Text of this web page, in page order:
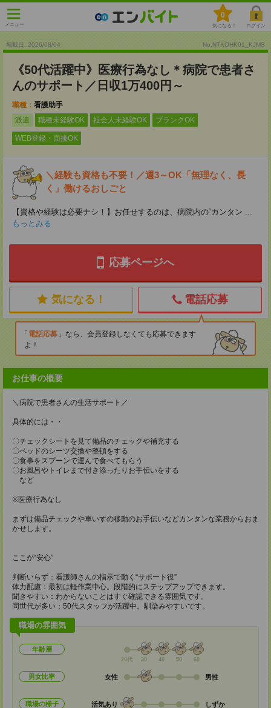
メニュー
0
気になる！ ログイン
掲載日 :2026/08/04 No.NTKOHK01_KJMS
《50代活躍中》医療行為なし＊病院で患者さ
んのサポート／日収1万400円～
職種： 看護助手
派遣
職種未経験OK 社会人未経験OK ブランクOK
WEB登録・面接OK
＼経験も資格も不要！／週3～OK「無理なく、長
く」働けるおしごと
【資格や経験は必要ナシ！】お任せするのは、病院内の“カンタン ...
もっとみる
応募ページへ
気になる！ 電話応募
電話応募
なら、会員登録しなくても応募できます
よ！
お仕事の概要
＼病院で患者さんの生活サポート／
具体的には・・
〇チェックシートを見て備品のチェックや補充する
〇ベッドのシーツ交換や整頓をする
〇食事をスプーンで運んで食べてもらう
〇お風呂やトイレまで付き添ったりお手伝いをする
など
※医療行為なし
まずは備品チェックや車いすの移動のお手伝いなどカンタンな業務からおま
かせします。
ここが“安心”
判断いらず：看護師さんの指示で動く“サポート役”
体力配慮：最初は軽作業中心。段階的にステップアップできます。
聞きやすい：わからないことはすぐ確認できる雰囲気です。
同世代が多い：50代スタッフが活躍中。馴染みやすいです。
職場の雰囲気
年齢層
20代 30 40 50 60
男女比率 女性 男性
職場の様子 活気あり しずか